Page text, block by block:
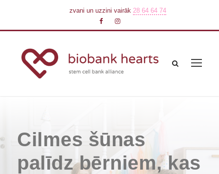
zvani un uzzini vairāk 28 64 64 74
Cilmes šūnas
palīdz bērniem, kas